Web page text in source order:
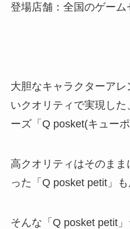
登場店舗：全国のゲーム
大胆なキャラクターア
いクオリティで実現し
ーズ「Q posket(キューポ
高クオリティはそのま
った「Q posket petit」も
そんな「Q posket petit